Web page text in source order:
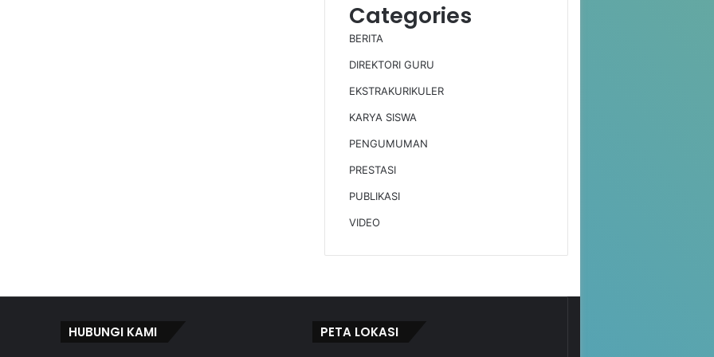
Categories
BERITA
DIREKTORI GURU
EKSTRAKURIKULER
KARYA SISWA
PENGUMUMAN
PRESTASI
PUBLIKASI
VIDEO
HUBUNGI KAMI PETA LOKASI